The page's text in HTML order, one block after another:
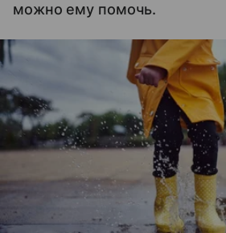
можно ему помочь.